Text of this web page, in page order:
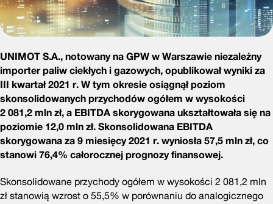
UNIMOT S.A., notowany na GPW w Warszawie niezależny
importer paliw ciekłych i gazowych, opublikował wyniki za
III kwartał 2021 r. W tym okresie osiągnął poziom
skonsolidowanych przychodów ogółem w wysokości
2 081,2 mln zł, a EBITDA skorygowana ukształtowała się na
poziomie 12,0 mln zł. Skonsolidowana EBITDA
skorygowana za 9 miesięcy 2021 r. wyniosła 57,5 mln zł, co
stanowi 76,4% całorocznej prognozy finansowej.
Skonsolidowane przychody ogółem w wysokości 2 081,2 mln
zł stanowią wzrost o 55,5% w porównaniu do analogicznego